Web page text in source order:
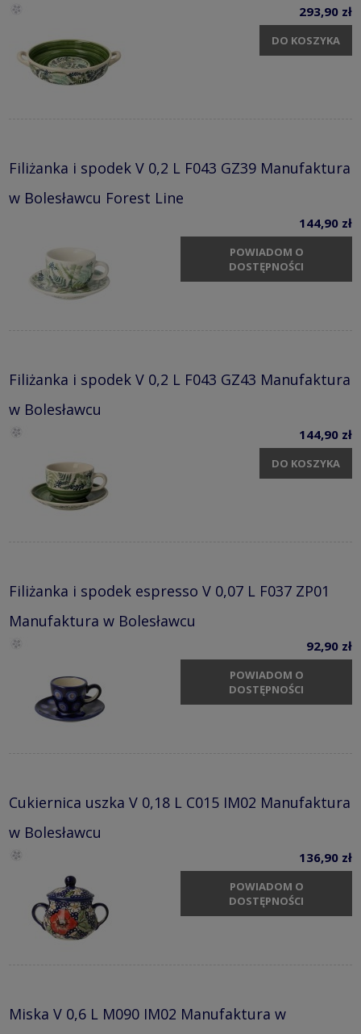
293,90 zł
DO KOSZYKA
Filiżanka i spodek V 0,2 L F043 GZ39 Manufaktura
w Bolesławcu Forest Line
144,90 zł
POWIADOM O
DOSTĘPNOŚCI
Filiżanka i spodek V 0,2 L F043 GZ43 Manufaktura
w Bolesławcu
144,90 zł
DO KOSZYKA
Filiżanka i spodek espresso V 0,07 L F037 ZP01
Manufaktura w Bolesławcu
92,90 zł
POWIADOM O
DOSTĘPNOŚCI
Cukiernica uszka V 0,18 L C015 IM02 Manufaktura
w Bolesławcu
136,90 zł
POWIADOM O
DOSTĘPNOŚCI
Miska V 0,6 L M090 IM02 Manufaktura w